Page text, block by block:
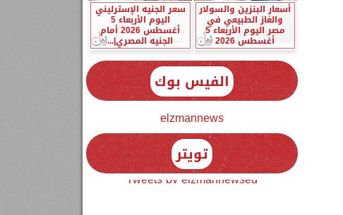
أسعار البنزين والسولار
والغاز الطبيعي في
مصر اليوم الأربعاء 5
أغسطس 2026
سعر الجنيه الإسترليني
اليوم الأربعاء 5
أغسطس 2026 أمام
الجنيه المصري|...
الفيس بوك
elzmannews
تويتر
Tweets by elzmannewseg